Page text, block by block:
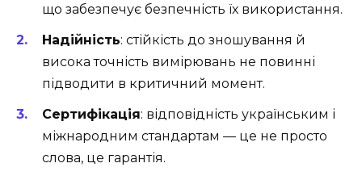
що забезпечує безпечність їх використання.
Надійність: стійкість до зношування й
висока точність вимірювань не повинні
підводити в критичний момент.
Сертифікація: відповідність українським і
міжнародним стандартам — це не просто
слова, це гарантія.